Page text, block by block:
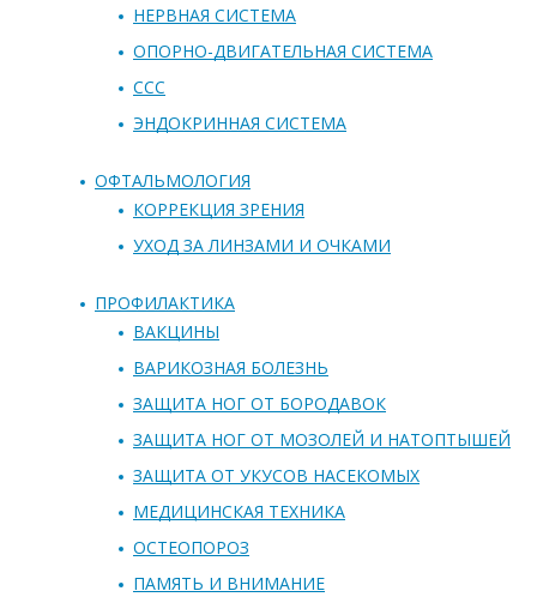
НЕРВНАЯ СИСТЕМА
ОПОРНО-ДВИГАТЕЛЬНАЯ СИСТЕМА
ССС
ЭНДОКРИННАЯ СИСТЕМА
ОФТАЛЬМОЛОГИЯ
КОРРЕКЦИЯ ЗРЕНИЯ
УХОД ЗА ЛИНЗАМИ И ОЧКАМИ
ПРОФИЛАКТИКА
ВАКЦИНЫ
ВАРИКОЗНАЯ БОЛЕЗНЬ
ЗАЩИТА НОГ ОТ БОРОДАВОК
ЗАЩИТА НОГ ОТ МОЗОЛЕЙ И НАТОПТЫШЕЙ
ЗАЩИТА ОТ УКУСОВ НАСЕКОМЫХ
МЕДИЦИНСКАЯ ТЕХНИКА
ОСТЕОПОРОЗ
ПАМЯТЬ И ВНИМАНИЕ